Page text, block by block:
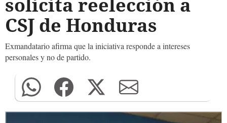
CSJ de Honduras
Exmandatario afirma que la iniciativa responde a intereses
personales y no de partido.